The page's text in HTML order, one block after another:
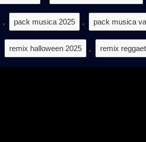
, pack musica 2025 , pack musica
remix halloween 2025 , remix